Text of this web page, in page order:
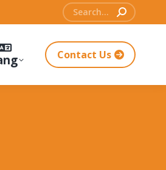
Search:
Contact Us